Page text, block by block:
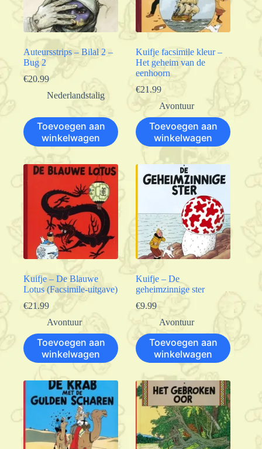
Auteursstrips – Bilal 2 –
Bug 2
€20.99
Nederlandstalig
Toevoegen aan
winkelwagen
Kuifje facsimile kleur –
Het geheim van de
eenhoorn
€21.99
Avontuur
Toevoegen aan
winkelwagen
Kuifje – De Blauwe
Lotus (Facsimile-uitgave)
€21.99
Avontuur
Toevoegen aan
winkelwagen
Kuifje – De
geheimzinnige ster
€9.99
Avontuur
Toevoegen aan
winkelwagen